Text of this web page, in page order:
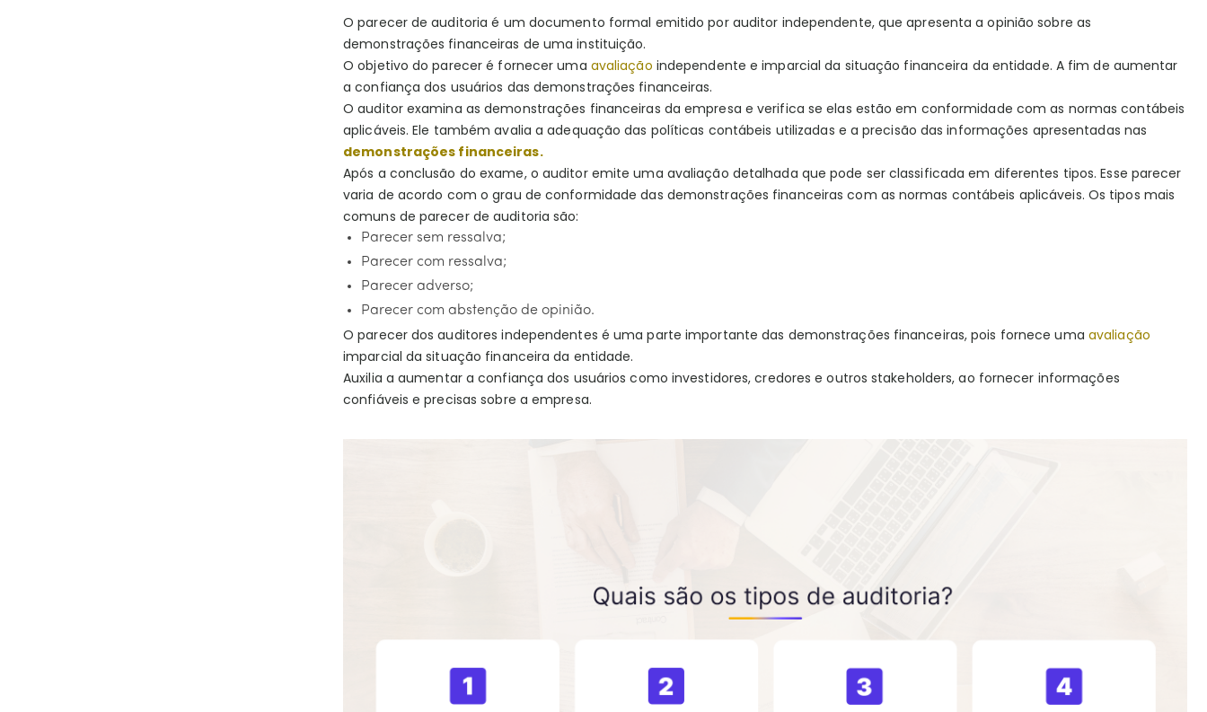
O parecer de auditoria é um documento formal emitido por auditor independente, que apresenta a opinião sobre as
demonstrações financeiras de uma instituição.
O objetivo do parecer é fornecer uma avaliação independente e imparcial da situação financeira da entidade. A fim de aumentar
a confiança dos usuários das demonstrações financeiras.
O auditor examina as demonstrações financeiras da empresa e verifica se elas estão em conformidade com as normas contábeis
aplicáveis. Ele também avalia a adequação das políticas contábeis utilizadas e a precisão das informações apresentadas nas
demonstrações financeiras.
Após a conclusão do exame, o auditor emite uma avaliação detalhada que pode ser classificada em diferentes tipos. Esse parecer
varia de acordo com o grau de conformidade das demonstrações financeiras com as normas contábeis aplicáveis. Os tipos mais
comuns de parecer de auditoria são:
Parecer sem ressalva;
Parecer com ressalva;
Parecer adverso;
Parecer com abstenção de opinião.
O parecer dos auditores independentes é uma parte importante das demonstrações financeiras, pois fornece uma avaliação
imparcial da situação financeira da entidade.
Auxilia a aumentar a confiança dos usuários como investidores, credores e outros stakeholders, ao fornecer informações
confiáveis e precisas sobre a empresa.